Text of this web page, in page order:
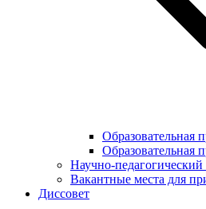
Образовательная
Научно-педагогический
Вакантные места для
Диссовет